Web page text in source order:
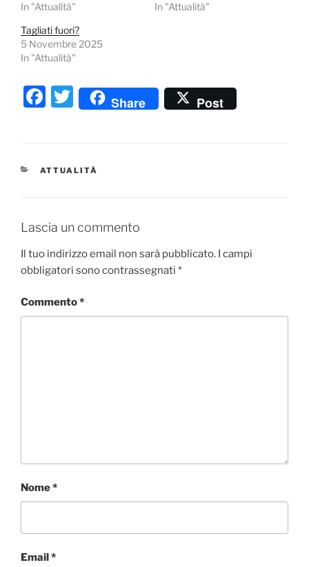
In "Attualità"
In "Attualità"
Tagliati fuori?
5 Novembre 2025
In "Attualità"
F
e
o
k
T
w
er
Share Post
CATEGORIE
ATTUALITÀ
Lascia un commento
Il tuo indirizzo email non sarà pubblicato. I campi
obbligatori sono contrassegnati *
Commento*
Nome*
Email*